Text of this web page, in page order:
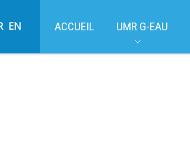
EN ACCUEIL UMR G-EAU